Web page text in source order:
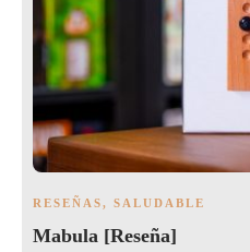
RESEÑAS, SALUDABLE
Mabula [Reseña]